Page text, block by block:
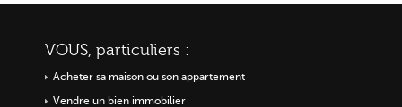
VOUS, particuliers :
Acheter sa maison ou son appartement
Vendre un bien immobilier